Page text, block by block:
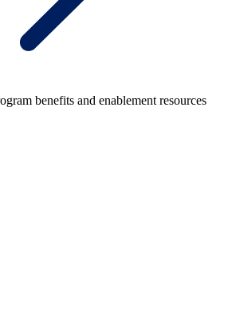
benefits and enablement resources